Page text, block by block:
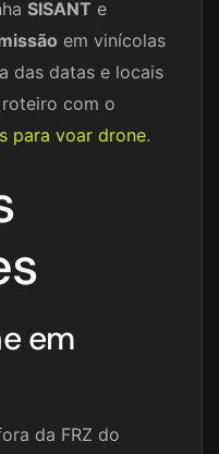
SISANT e
em vinícolas
das datas e locais
com o
para voar drone.
em
da FRZ do